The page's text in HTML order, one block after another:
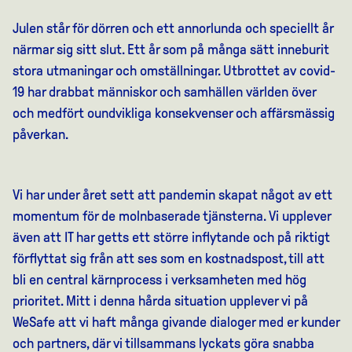
Julen står för dörren och ett annorlunda och speciellt år
närmar sig sitt slut. Ett år som på många sätt inneburit
stora utmaningar och omställningar. Utbrottet av covid-
19 har drabbat människor och samhällen världen över
och medfört oundvikliga konsekvenser och affärsmässig
påverkan.
Vi har under året sett att pandemin skapat något av ett
momentum för de molnbaserade tjänsterna. Vi upplever
även att IT har getts ett större inflytande och på riktigt
förflyttat sig från att ses som en kostnadspost, till att
bli en central kärnprocess i verksamheten med hög
prioritet. Mitt i denna hårda situation upplever vi på
WeSafe att vi haft många givande dialoger med er kunder
och partners, där vi tillsammans lyckats göra snabba